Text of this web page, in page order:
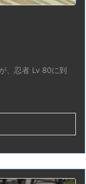
、忍者 Lv 80に到